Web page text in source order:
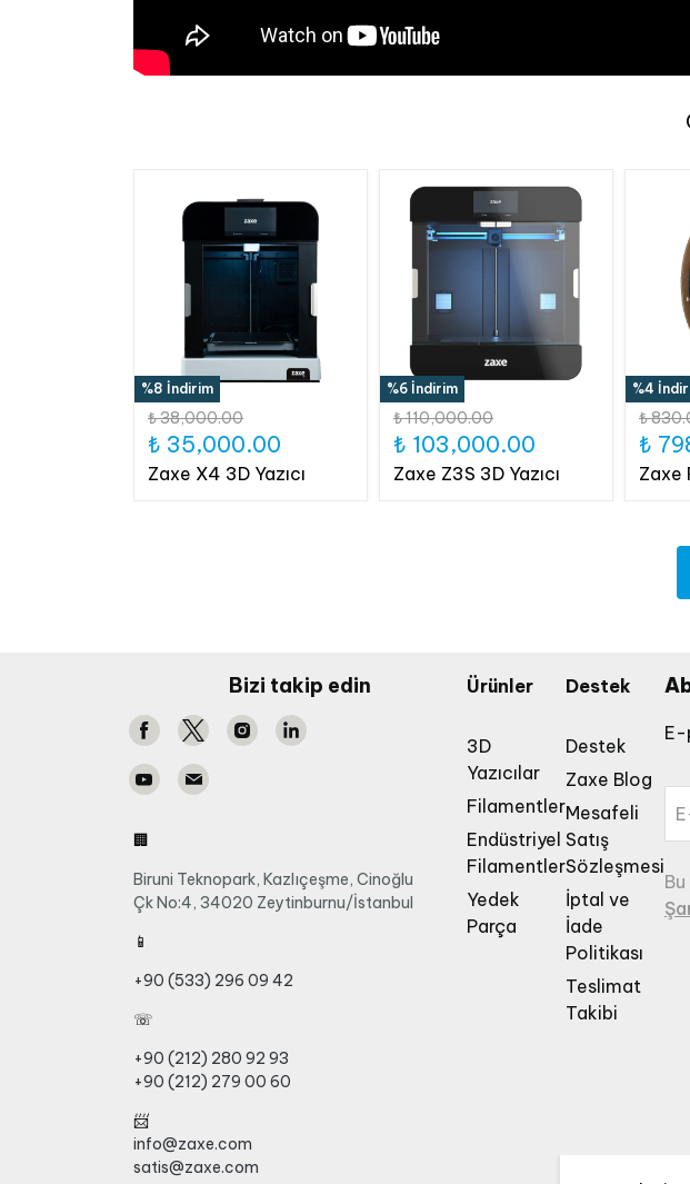
%8 İndirim
₺ 38,000.00
₺ 35,000.00
Zaxe X4 3D Yazıcı
%6 İndirim
₺ 110,000.00
₺ 103,000.00
Zaxe Z3S 3D Yazıcı
%4
₺
₺
Zaxe
Bizi takip edin
🏢
Biruni Teknopark, Kazlıçeşme, Cinoğlu
Çk No:4, 34020 Zeytinburnu/İstanbul
📱
+90 (533) 296 09 42
☏
+90 (212) 280 92 93
+90 (212) 279 00 60
📨
info@zaxe.com
satis@zaxe.com
Ürünler
3D
Yazıcılar
Filamentler
Endüstriyel
Filamentler
Yedek
Parça
Destek
Destek
Zaxe Blog
Mesafeli
Satış
Sözleşmesi
İptal ve
İade
Politikası
Teslimat
Takibi
E-